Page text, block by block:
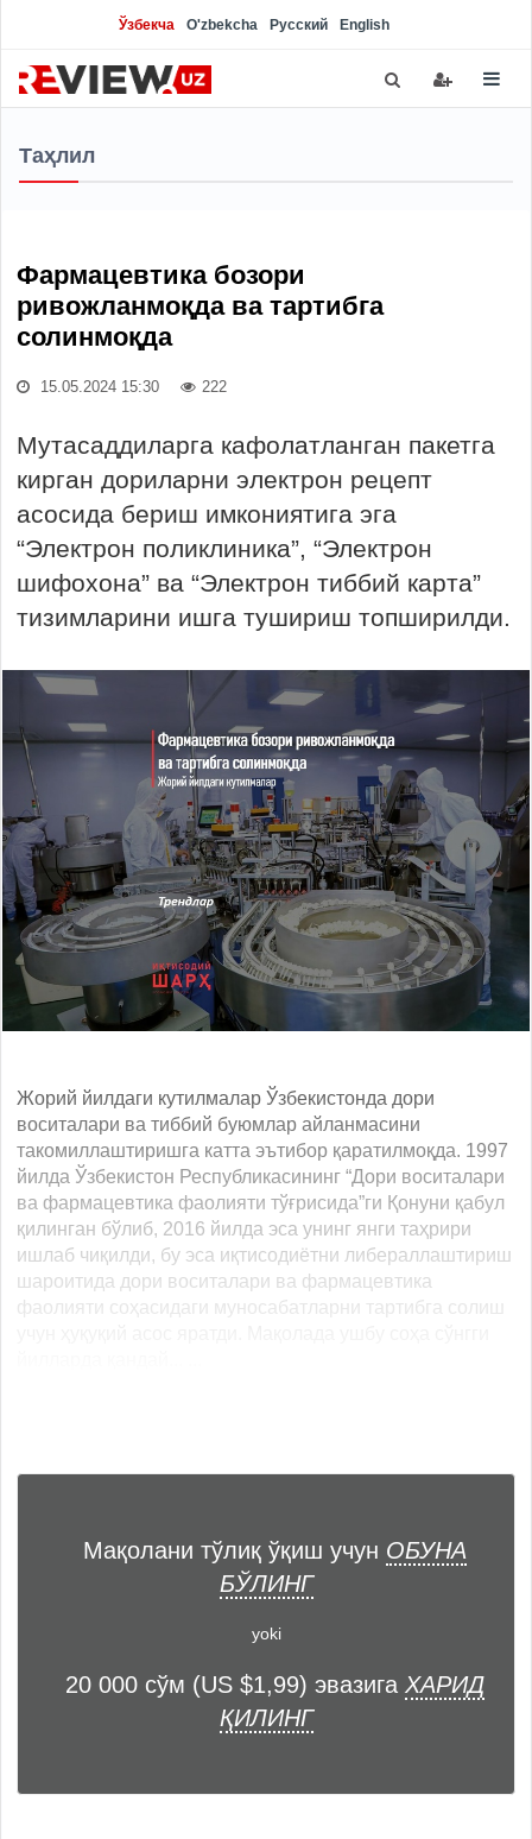
Ўзбекча O'zbekcha Русский English
Таҳлил
Фармацевтика бозори
ривожланмоқда ва тартибга
солинмоқда
15.05.2024 15:30 222
Мутасаддиларга кафолатланган пакетга
кирган дориларни электрон рецепт
асосида бериш имкониятига эга
“Электрон поликлиника”, “Электрон
шифохона” ва “Электрон тиббий карта”
тизимларини ишга тушириш топширилди.
Жорий йилдаги кутилмалар Ўзбекистонда дори
воситалари ва тиббий буюмлар айланмасини
такомиллаштиришга катта эътибор қаратилмоқда. 1997
йилда Ўзбекистон Республикасининг “Дори воситалари
ва фармацевтика фаолияти тўғрисида”ги Қонуни қабул
қилинган бўлиб, 2016 йилда эса унинг янги таҳрири
ишлаб чиқилди, бу эса иқтисодиётни либераллаштириш
шароитида дори воситалари ва фармацевтика
фаолияти соҳасидаги муносабатларни тартибга солиш
Мақолани тўлиқ ўқиш учун ОБУНА
БЎЛИНГ
yoki
20 000 сўм (US $1,99) эвазига ХАРИД
ҚИЛИНГ